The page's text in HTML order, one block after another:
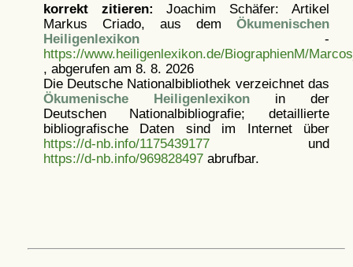
korrekt zitieren: Joachim Schäfer: Artikel
Markus Criado, aus dem Ökumenischen
Heiligenlexikon-
https://www.heiligenlexikon.de/BiographienM/
, abgerufen am 8. 8. 2026
Die Deutsche Nationalbibliothek verzeichnet das
Ökumenische Heiligenlexikonin der
Deutschen Nationalbibliografie; detaillierte
bibliografische Daten sind im Internet über
https://d-nb.info/1175439177und
https://d-nb.info/969828497abrufbar.